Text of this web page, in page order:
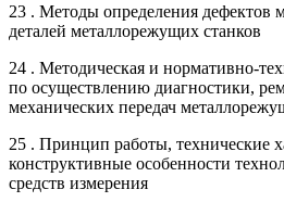
23 . Методы определения дефектов
деталей металлорежущих станков
24 . Методическая и нормативно-
по осуществлению диагностики,
механических передач
25 . Принцип работы, технические
конструктивные особенности
средств измерения